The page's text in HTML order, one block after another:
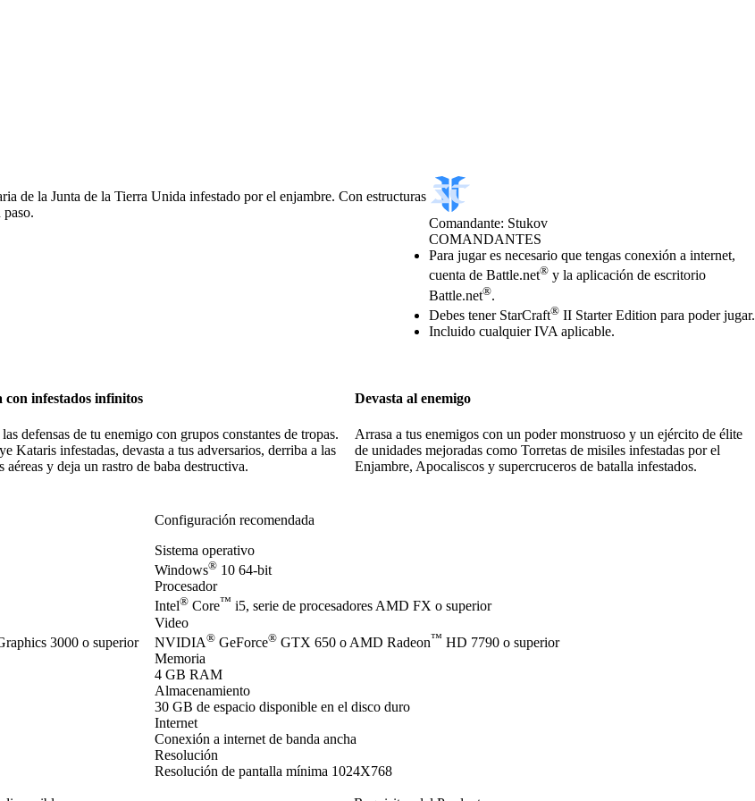
Comandante: Stukov
COMANDANTES
Precio
Available actions
Para jugar es necesario que tengas conexión a internet,
cuenta de Battle.net® y la aplicación de escritorio
Battle.net®.
Debes tener StarCraft® II Starter Edition para poder jugar.
Incluido cualquier IVA aplicable.
de la Junta de la Tierra Unida infestado por el enjambre. Con estructuras
con infestados infinitos
defensas de tu enemigo con grupos constantes de tropas.
Kataris infestadas, devasta a tus adversarios, derriba a las
aéreas y deja un rastro de baba destructiva.
Devasta al enemigo
Arrasa a tus enemigos con un poder monstruoso y un ejército de élite
de unidades mejoradas como Torretas de misiles infestadas por el
Enjambre, Apocaliscos y supercruceros de batalla infestados.
3000 o superior
Configuración recomendada
Sistema operativo
Windows® 10 64-bit
Procesador
Intel® Core™ i5, serie de procesadores AMD FX o superior
Video
NVIDIA® GeForce® GTX 650 o AMD Radeon™ HD 7790 o superior
Memoria
4 GB RAM
Almacenamiento
30 GB de espacio disponible en el disco duro
Internet
Conexión a internet de banda ancha
Resolución
Resolución de pantalla mínima 1024X768